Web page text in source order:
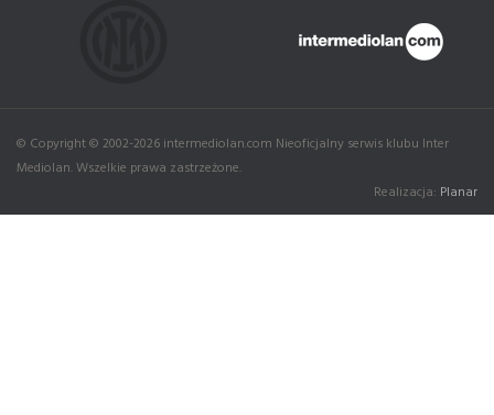
© Copyright © 2002-2026 intermediolan.com Nieoficjalny serwis klubu Inter
Mediolan. Wszelkie prawa zastrzeżone.
Realizacja: Planar